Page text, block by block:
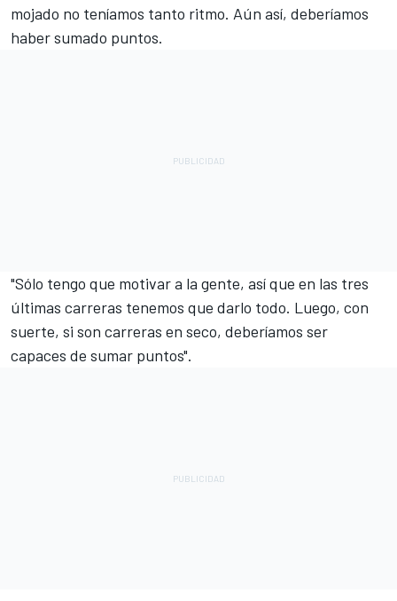
mojado no teníamos tanto ritmo. Aún así, deberíamos
haber sumado puntos.
"Sólo tengo que motivar a la gente, así que en las tres
últimas carreras tenemos que darlo todo. Luego, con
suerte, si son carreras en seco, deberíamos ser
capaces de sumar puntos".